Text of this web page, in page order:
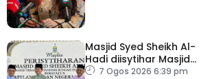
Masjid Syed Sheikh Al-
Hadi diisytihar Masjid
Pelancongan Negeri
7 Ogos 2026 6:39 pm